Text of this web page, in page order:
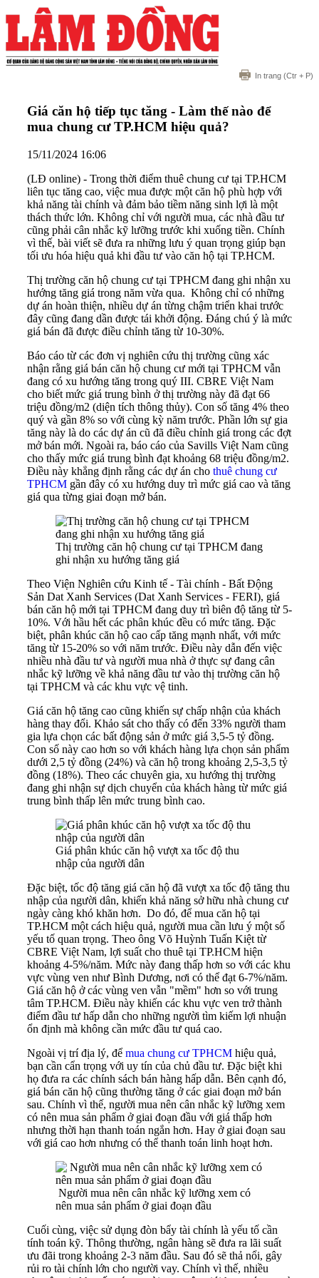
In trang (Ctr + P)
Giá căn hộ tiếp tục tăng - Làm thế nào để
mua chung cư TP.HCM hiệu quả?
15/11/2024 16:06
(LĐ online) - Trong thời điểm thuê chung cư tại TP.HCM
liên tục tăng cao, việc mua được một căn hộ phù hợp với
khả năng tài chính và đảm bảo tiềm năng sinh lợi là một
thách thức lớn. Không chỉ với người mua, các nhà đầu tư
cũng phải cân nhắc kỹ lưỡng trước khi xuống tiền. Chính
vì thế, bài viết sẽ đưa ra những lưu ý quan trọng giúp bạn
tối ưu hóa hiệu quả khi đầu tư vào căn hộ tại TP.HCM.
Thị trường căn hộ chung cư tại TPHCM đang ghi nhận xu
hướng tăng giá trong năm vừa qua. Không chỉ có những
dự án hoàn thiện, nhiều dự án từng chậm triển khai trước
đây cũng đang dần được tái khởi động. Đáng chú ý là mức
giá bán đã được điều chỉnh tăng từ 10-30%.
Báo cáo từ các đơn vị nghiên cứu thị trường cũng xác
nhận rằng giá bán căn hộ chung cư mới tại TPHCM vẫn
đang có xu hướng tăng trong quý III. CBRE Việt Nam
cho biết mức giá trung bình ở thị trường này đã đạt 66
triệu đồng/m2 (diện tích thông thủy). Con số tăng 4% theo
quý và gần 8% so với cùng kỳ năm trước. Phần lớn sự gia
tăng này là do các dự án cũ đã điều chỉnh giá trong các đợt
mở bán mới. Ngoài ra, báo cáo của Savills Việt Nam cũng
cho thấy mức giá trung bình đạt khoảng 68 triệu đồng/m2.
Điều này khẳng định rằng các dự án cho thuê chung cư
TPHCM gần đây có xu hướng duy trì mức giá cao và tăng
giá qua từng giai đoạn mở bán.
Thị trường căn hộ chung cư tại TPHCM đang
ghi nhận xu hướng tăng giá
Theo Viện Nghiên cứu Kinh tế - Tài chính - Bất Động
Sản Dat Xanh Services (Dat Xanh Services - FERI), giá
bán căn hộ mới tại TPHCM đang duy trì biên độ tăng từ 5-
10%. Với hầu hết các phân khúc đều có mức tăng. Đặc
biệt, phân khúc căn hộ cao cấp tăng mạnh nhất, với mức
tăng từ 15-20% so với năm trước. Điều này dẫn đến việc
nhiều nhà đầu tư và người mua nhà ở thực sự đang cân
nhắc kỹ lưỡng về khả năng đầu tư vào thị trường căn hộ
tại TPHCM và các khu vực vệ tinh.
Giá căn hộ tăng cao cũng khiến sự chấp nhận của khách
hàng thay đổi. Khảo sát cho thấy có đến 33% người tham
gia lựa chọn các bất động sản ở mức giá 3,5-5 tỷ đồng.
Con số này cao hơn so với khách hàng lựa chọn sản phẩm
dưới 2,5 tỷ đồng (24%) và căn hộ trong khoảng 2,5-3,5 tỷ
đồng (18%). Theo các chuyên gia, xu hướng thị trường
đang ghi nhận sự dịch chuyển của khách hàng từ mức giá
trung bình thấp lên mức trung bình cao.
Giá phân khúc căn hộ vượt xa tốc độ thu
nhập của người dân
Đặc biệt, tốc độ tăng giá căn hộ đã vượt xa tốc độ tăng thu
nhập của người dân, khiến khả năng sở hữu nhà chung cư
ngày càng khó khăn hơn. Do đó, để mua căn hộ tại
TP.HCM một cách hiệu quả, người mua cần lưu ý một số
yếu tố quan trọng. Theo ông Võ Huỳnh Tuấn Kiệt từ
CBRE Việt Nam, lợi suất cho thuê tại TP.HCM hiện
khoảng 4-5%/năm. Mức này đang thấp hơn so với các khu
vực vùng ven như Bình Dương, nơi có thể đạt 6-7%/năm.
Giá căn hộ ở các vùng ven vẫn "mềm" hơn so với trung
tâm TP.HCM. Điều này khiến các khu vực ven trở thành
điểm đầu tư hấp dẫn cho những người tìm kiếm lợi nhuận
ổn định mà không cần mức đầu tư quá cao.
Ngoài vị trí địa lý, để mua chung cư TPHCM hiệu quả,
bạn cần cẩn trọng với uy tín của chủ đầu tư. Đặc biệt khi
họ đưa ra các chính sách bán hàng hấp dẫn. Bên cạnh đó,
giá bán căn hộ cũng thường tăng ở các giai đoạn mở bán
sau. Chính vì thế, người mua nên cân nhắc kỹ lưỡng xem
có nên mua sản phẩm ở giai đoạn đầu với giá thấp hơn
nhưng thời hạn thanh toán ngắn hơn. Hay ở giai đoạn sau
với giá cao hơn nhưng có thể thanh toán linh hoạt hơn.
Người mua nên cân nhắc kỹ lưỡng xem có
nên mua sản phẩm ở giai đoạn đầu
Cuối cùng, việc sử dụng đòn bẩy tài chính là yếu tố cần
tính toán kỹ. Thông thường, ngân hàng sẽ đưa ra lãi suất
ưu đãi trong khoảng 2-3 năm đầu. Sau đó sẽ thả nổi, gây
rủi ro tài chính lớn cho người vay. Chính vì thế, nhiều